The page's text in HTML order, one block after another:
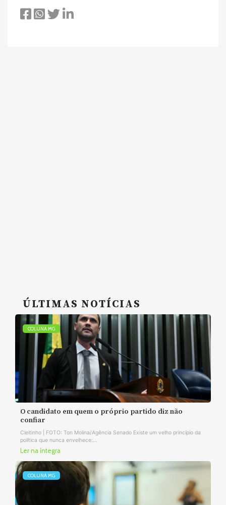
ÚLTIMAS NOTÍCIAS
COLUNA MG
O candidato em quem o próprio partido diz não
confiar
Cleitinho | FOTO: Ton Molina/Agência Senado Existe um velho princípio da
política que nunca envelhece:...
Ler na íntegra
COLUNA MG